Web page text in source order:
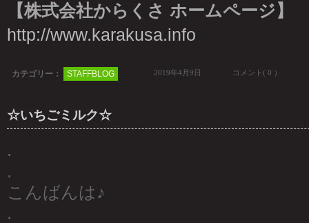
【株式会社からくさ ホームページ】
http://www.karakusa.info
カテゴリー： STAFFBLOG 2019年4月9日 コメント( 0 ）
☆いちごミルク☆
.
.
こんばんは♪
.